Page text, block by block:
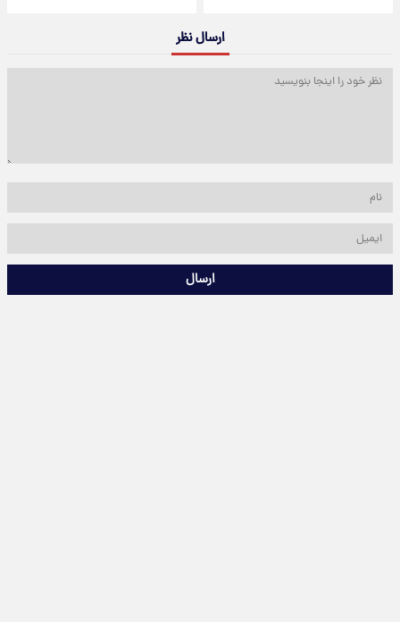
ارسال نظر
ارسال